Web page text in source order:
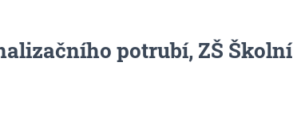
potrubí, ZŠ Školní